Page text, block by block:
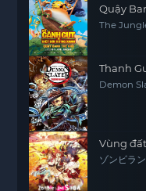
Quậy
The
Thanh
Demon
Vùng
ゾンビラ